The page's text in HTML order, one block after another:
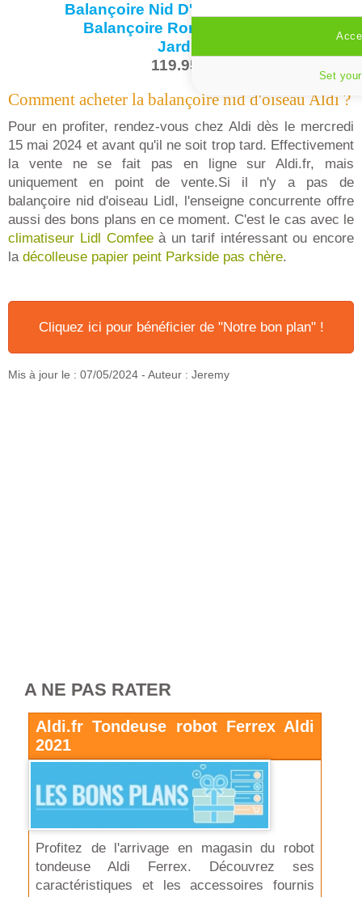
Balançoire Nid D'Oiseau Enfant
Balançoire Ronde Pour Le
Jardin
119.95 €
Comment acheter la balançoire nid d'oiseau Aldi ?
Pour en profiter, rendez-vous chez Aldi dès le mercredi
15 mai 2024 et avant qu'il ne soit trop tard. Effectivement
la vente ne se fait pas en ligne sur Aldi.fr, mais
uniquement en point de vente.Si il n'y a pas de
balançoire nid d'oiseau Lidl, l'enseigne concurrente offre
aussi des bons plans en ce moment. C'est le cas avec le
climatiseur Lidl Comfeeà un tarif intéressant ou encore
la décolleuse papier peint Parkside pas chère.
Cliquez ici pour bénéficier de "Notre bon plan" !
Mis à jour le : 07/05/2024 - Auteur : Jeremy
A NE PAS RATER
Aldi.fr Tondeuse robot Ferrex Aldi
2021
Profitez de l'arrivage en magasin du robot
tondeuse Aldi Ferrex. Découvrez ses
caractéristiques et les accessoires fournis
Set